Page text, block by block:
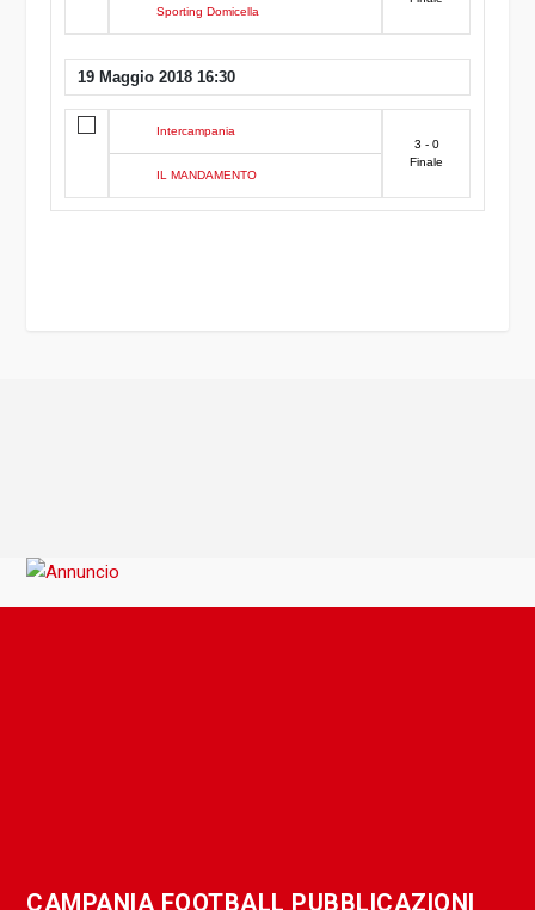
Sporting Domicella
19 Maggio 2018 16:30
Intercampania
IL MANDAMENTO
3 - 0
Finale
CAMPANIA FOOTBALL PUBBLICAZIONI